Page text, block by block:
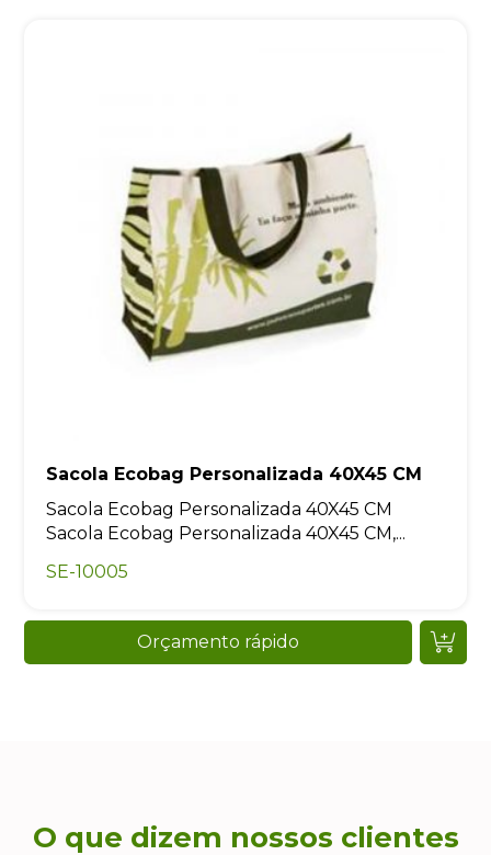
Sacola Ecobag Personalizada 40X45 CM
Sacola Ecobag Personalizada 40X45 CM
Sacola Ecobag Personalizada 40X45 CM,...
SE-10005
Orçamento rápido
O que dizem nossos clientes